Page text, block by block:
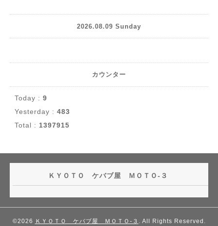
2026.08.09 Sunday
カウンター
Today : 9
Yesterday : 483
Total : 1397915
ＫＹＯＴＯ ケバブ屋 ＭＯＴＯ-３
©2026 ＫＹＯＴＯ ケバブ屋 ＭＯＴＯ-３ . All Rights Reserved.